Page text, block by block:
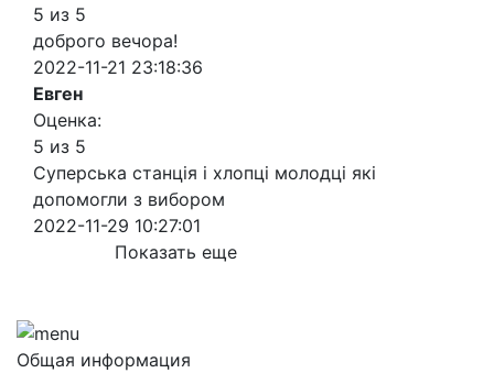
5 из 5
доброго вечора!
2022-11-21 23:18:36
Евген
Оценка:
5 из 5
Суперська станція і хлопці молодці які
допомогли з вибором
2022-11-29 10:27:01
Показать еще
Общая информация